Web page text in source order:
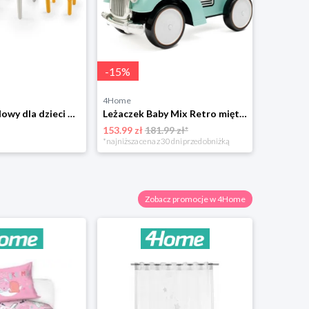
Zestaw ogrodowy dla dzieci Dolu stół i 2 krzesła 4-Home
-15%
4Home
Leżaczek Baby Mix Retro miętowy, 27 x 25 x 58 cm 4-Home
153.99 zł181.99 zł*
*najniższa cena z 30 dni przed obniżką
Zobacz promocje w 4Home